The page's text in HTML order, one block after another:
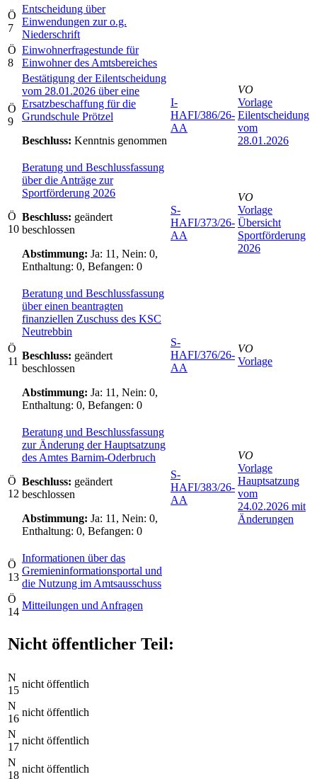
Ö
7
Entscheidung über
Einwendungen zur o.g.
Niederschrift
Ö
8
Einwohnerfragestunde für
Einwohner des Amtsbereiches
Ö
9
Bestätigung der Eilentscheidung
vom 28.01.2026 über eine
Ersatzbeschaffung für die
Grundschule Prötzel
Beschluss: Kenntnis genommen
I-
HAFI/386/26-
AA
VO
Vorlage
Eilentscheidung
vom
28.01.2026
Ö
10
Beratung und Beschlussfassung
über die Anträge zur
Sportförderung 2026
Beschluss: geändert
beschlossen
Abstimmung: Ja: 11, Nein: 0,
Enthaltung: 0, Befangen: 0
S-
HAFI/373/26-
AA
VO
Vorlage
Übersicht
Sportförderung
2026
Ö
11
Beratung und Beschlussfassung
über einen beantragten
finanziellen Zuschuss des KSC
Neutrebbin
Beschluss: geändert
beschlossen
Abstimmung: Ja: 11, Nein: 0,
Enthaltung: 0, Befangen: 0
S-
HAFI/376/26-
AA
VO
Vorlage
Ö
12
Beratung und Beschlussfassung
zur Änderung der Hauptsatzung
des Amtes Barnim-Oderbruch
Beschluss: geändert
beschlossen
Abstimmung: Ja: 11, Nein: 0,
Enthaltung: 0, Befangen: 0
S-
HAFI/383/26-
AA
VO
Vorlage
Hauptsatzung
vom
24.02.2026 mit
Änderungen
Ö
13
Informationen über das
Gremieninformationsportal und
die Nutzung im Amtsausschuss
Ö
14
Mitteilungen und Anfragen
Nicht öffentlicher Teil:
N
15
nicht öffentlich
N
16
nicht öffentlich
N
17
nicht öffentlich
N
18
nicht öffentlich